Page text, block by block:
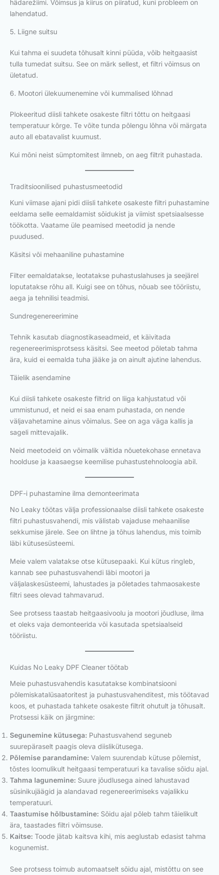
hädarežiimi. Võimsus ja kiirus on piiratud, kuni probleem on
lahendatud.
5. Liigne suitsu
Kui tahma ei suudeta tõhusalt kinni püüda, võib heitgaasist
tulla tumedat suitsu. See on märk sellest, et filtri võimsus on
ületatud.
6. Mootori ülekuumenemine või kummalised lõhnad
Plokeeritud diisli tahkete osakeste filtri tõttu on heitgaasi
temperatuur kõrge. Te võite tunda põlengu lõhna või märgata
auto all ebatavalist kuumust.
Kui mõni neist sümptomitest ilmneb, on aeg filtrit puhastada.
Traditsioonilised puhastusmeetodid
Kuni viimase ajani pidi diisli tahkete osakeste filtri puhastamine
eeldama selle eemaldamist sõidukist ja viimist spetsiaalsesse
töökotta. Vaatame üle peamised meetodid ja nende
puudused.
Käsitsi või mehaaniline puhastamine
Filter eemaldatakse, leotatakse puhastuslahuses ja seejärel
loputatakse rõhu all. Kuigi see on tõhus, nõuab see tööriistu,
aega ja tehnilisi teadmisi.
Sundregenereerimine
Tehnik kasutab diagnostikaseadmeid, et käivitada
regenereerimisprotsess käsitsi. See meetod põletab tahma
ära, kuid ei eemalda tuha jääke ja on ainult ajutine lahendus.
Täielik asendamine
Kui diisli tahkete osakeste filtrid on liiga kahjustatud või
ummistunud, et neid ei saa enam puhastada, on nende
väljavahetamine ainus võimalus. See on aga väga kallis ja
sageli mittevajalik.
Neid meetodeid on võimalik vältida nõuetekohase ennetava
hoolduse ja kaasaegse keemilise puhastustehnoloogia abil.
DPF-i puhastamine ilma demonteerimata
No Leaky töötas välja professionaalse diisli tahkete osakeste
filtri puhastusvahendi, mis välistab vajaduse mehaanilise
sekkumise järele. See on lihtne ja tõhus lahendus, mis toimib
läbi kütusesüsteemi.
Meie valem valatakse otse kütusepaaki. Kui kütus ringleb,
kannab see puhastusvahendi läbi mootori ja
väljalaskesüsteemi, lahustades ja põletades tahmaosakeste
filtri sees olevad tahmavarud.
See protsess taastab heitgaasivoolu ja mootori jõudluse, ilma
et oleks vaja demonteerida või kasutada spetsiaalseid
tööriistu.
Kuidas No Leaky DPF Cleaner töötab
Meie puhastusvahendis kasutatakse kombinatsiooni
põlemiskatalüsaatoritest ja puhastusvahenditest, mis töötavad
koos, et puhastada tahkete osakeste filtrit ohutult ja tõhusalt.
Protsessi käik on järgmine:
Segunemine kütusega: Puhastusvahend seguneb
suurepäraselt paagis oleva diislikütusega.
Põlemise parandamine: Valem suurendab kütuse põlemist,
tõstes loomulikult heitgaasi temperatuuri ka tavalise sõidu ajal.
Tahma lagunemine: Suure jõudlusega ained lahustavad
süsinikujäägid ja alandavad regenereerimiseks vajalikku
temperatuuri.
Taastumise hõlbustamine: Sõidu ajal põleb tahm täielikult
ära, taastades filtri võimsuse.
Kaitse: Toode jätab kaitsva kihi, mis aeglustab edasist tahma
kogunemist.
See protsess toimub automaatselt sõidu ajal, mistõttu on see